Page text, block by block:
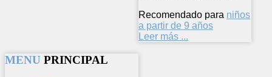
Recomendado para niños
a partir de 9 años
Leer más ...
MENU PRINCIPAL